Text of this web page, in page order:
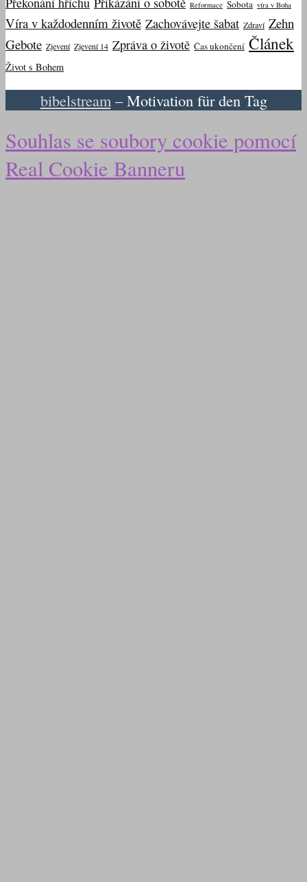
Reformace Sobota víra v Boha
Víra v každodenním životě Zachovávejte šabat Zdraví Zehn
Gebote Zjevení Zjevení 14 Zpráva o životě Čas ukončení Článek
Život s Bohem
bibelstream– Motivation für den Tag
Souhlas se soubory cookie pomocí
Real Cookie Banneru